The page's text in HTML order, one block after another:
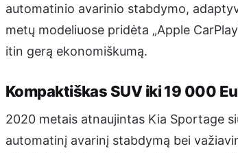
automatinio avarinio stabdymo,
metų modeliuose pridėta „Apple
itin gerą ekonomiškumą.
Kompaktiškas SUV iki 19 000
2020 metais atnaujintas Kia Sportage
automatinį avarinį stabdymą bei